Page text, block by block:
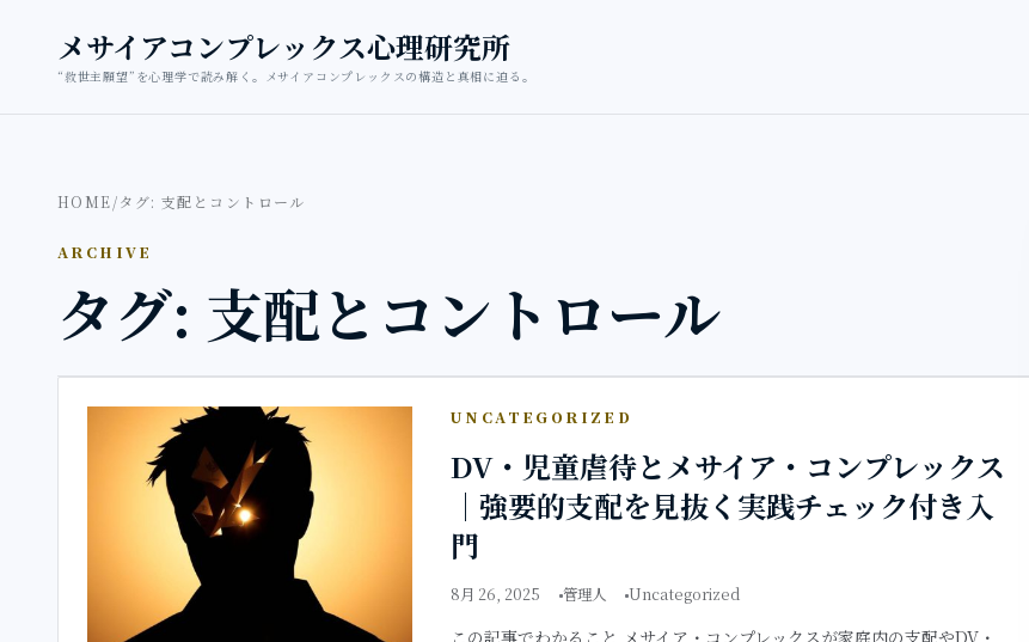
メサイアコンプレックス心理研究所
“救世主願望”を心理学で読み解く。メサイアコンプレックスの構造と真相に迫る。
HOME/タグ: 支配とコントロール
ARCHIVE
タグ: 支配とコントロール
UNCATEGORIZED
DV・児童虐待とメサイア・コンプレックス
｜強要的支配を見抜く実践チェック付き入
門
8月 26, 2025 管理人 Uncategorized
この記事でわかること メサイア・コンプレックスが家庭内の支配やDV・